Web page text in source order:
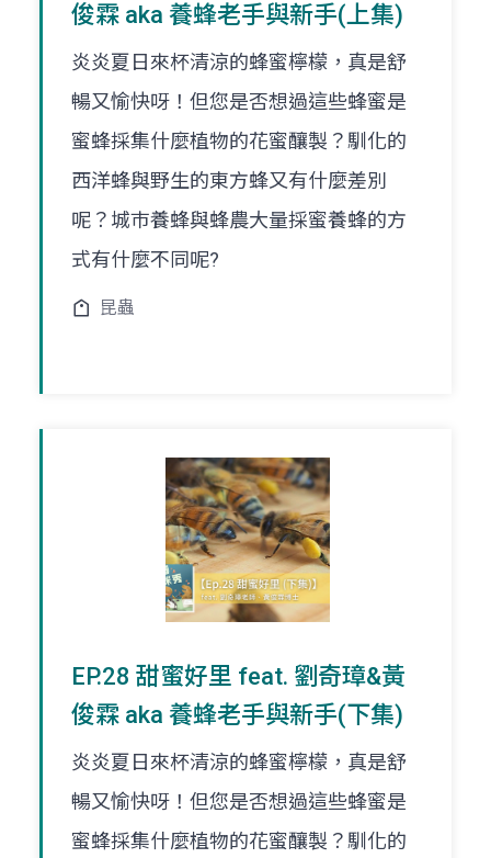
俊霖 aka 養蜂老手與新手(上集)
炎炎夏日來杯清涼的蜂蜜檸檬，真是舒
暢又愉快呀！但您是否想過這些蜂蜜是
蜜蜂採集什麼植物的花蜜釀製？馴化的
西洋蜂與野生的東方蜂又有什麼差別
呢？城巿養蜂與蜂農大量採蜜養蜂的方
式有什麼不同呢?
昆蟲
EP.28 甜蜜好里 feat. 劉奇璋&黃
俊霖 aka 養蜂老手與新手(下集)
炎炎夏日來杯清涼的蜂蜜檸檬，真是舒
暢又愉快呀！但您是否想過這些蜂蜜是
蜜蜂採集什麼植物的花蜜釀製？馴化的